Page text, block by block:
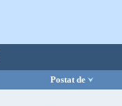
Postat de